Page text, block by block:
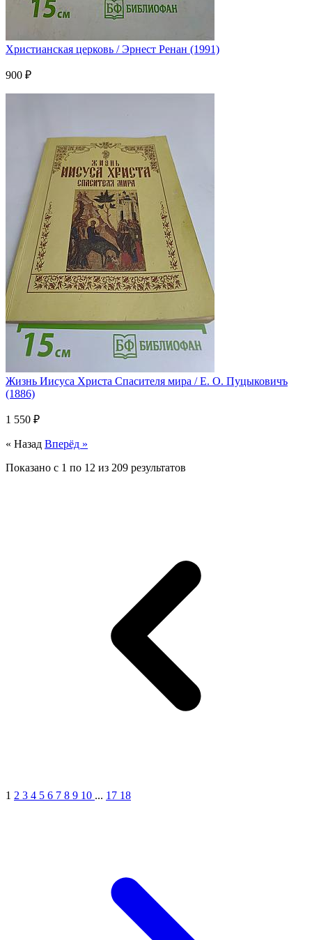
Христианская церковь / Эрнест Ренан (1991)
900 ₽
Жизнь Иисуса Христа Спасителя мира / Е. О. Пуцыковичъ
(1886)
1 550 ₽
« Назад Вперёд »
Показано с 1 по 12 из 209 результатов
1 2 3 4 5 6 7 8 9 10 ... 17 18